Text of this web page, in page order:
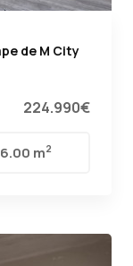
de M City
224.990€
m2